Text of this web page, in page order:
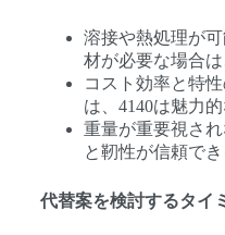
溶接や熱処理が
材が必要な場合は
コスト効率と特
は、4140は魅力
重量が重要視さ
と靭性が信頼で
代替案を検討するタイ